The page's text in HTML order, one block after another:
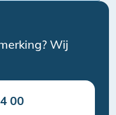
Wij
00